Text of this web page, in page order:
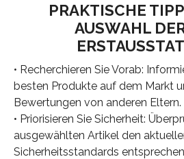
PRAKTISCHE
AUSWAHL
• Recherchieren Sie Vorab:
besten Produkte auf dem Markt
Bewertungen von anderen Eltern.
• Priorisieren Sie Sicherheit:
ausgewählten Artikel den
Sicherheitsstandards